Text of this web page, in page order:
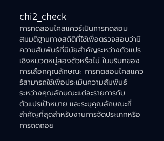
chi2_check
การทดสอบไคสแควร์เป็นการทดสอบ
สมมติฐานทางสถิติที่ใช้เพื่อตรวจสอบว่ามี
ความสัมพันธ์ที่มีนัยสำคัญระหว่างตัวแปร
เชิงหมวดหมู่สองตัวหรือไม่ ในบริบทของ
การเลือกคุณลักษณะ การทดสอบไคสแคว
ร์สามารถใช้เพื่อประเมินความสัมพันธ์
ระหว่างคุณลักษณะแต่ละรายการกับ
ตัวแปรเป้าหมาย และระบุคุณลักษณะที่
สำคัญที่สุดสำหรับงานการจัดประเภทหรือ
การถดถอย